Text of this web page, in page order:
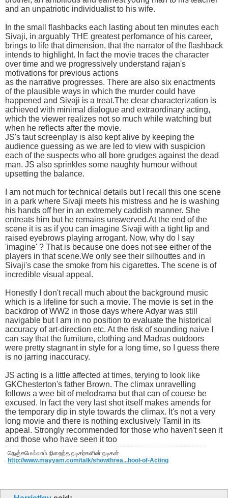
and an unpatriotic individualist to his wife.
In the small flashbacks each lasting about ten minutes each
Sivaji, in arguably THE greatest perfomance of his career,
brings to life that dimension, that the narrator of the flashback
intends to highlight. In fact the movie traces the character
over time and we progressively understand rajan's
motivations for previous actions
as the narrative progresses. There are also six enactments
of the plausible ways in which the murder could have
happened and Sivaji is a treat.The clear characterization is
achieved with minimal dialogue and extraordinary acting,
which the viewer realizes not so much while watching but
when he reflects after the movie.
JS's taut screenplay is also kept alive by keeping the
audience guessing as we are led to view with suspicion
each of the suspects who all bore grudges against the dead
man. JS also sprinkles some naughty humour without
upsetting the balance.
I am not much for technical details but I recall this one scene
in a park where Sivaji meets his mistress and he is washing
his hands off her in an extremely caddish manner. She
entreats him but he remains unswerved.At the end of the
scene it is as if you can imagine Sivaji with a tight lip and
raised eyebrows playing arrogant. Now, why do I say
'imagine' ? That is because one does not see either of the
players in that scene.We only see their silhouttes and in
Sivaji's case the smoke from his cigarettes. The scene is of
incredible visual appeal.
Honestly I don't recall much about the background music
which is a lifeline for such a movie. The movie is set in the
backdrop of WW2 in those days where Adyar was still
navigable but I am in no position to evaluate the historical
accuracy of art-direction etc. At the risk of sounding naive I
can say that the furniture, clothing and Madras outdoors
were pretty stagnant in style for a long time, so I guess there
is no jarring inaccuracy.
JS acting is a little affected at times, terying to look like
GKChesterton's father Brown. The climax unravelling
follows a wee bit of melodrama but that can of course be
excused. In fact the very last shot itself makes amends for
the temporary dip in style towards the climax. It's not a very
long movie and there is nothing exclusively Tamil in its
appeal. Strongly recommended for those who haven't seen it
and those who have seen it too
நெஞ்சமெல்லாம் நிறைந்த நடிகர்களின் நடிகன்.
http://www.mayyam.com/talk/showthrea...hool-of-Acting